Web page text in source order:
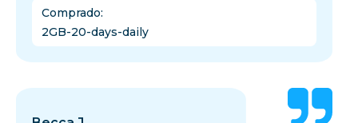
Comprado:
2GB-20-days-daily